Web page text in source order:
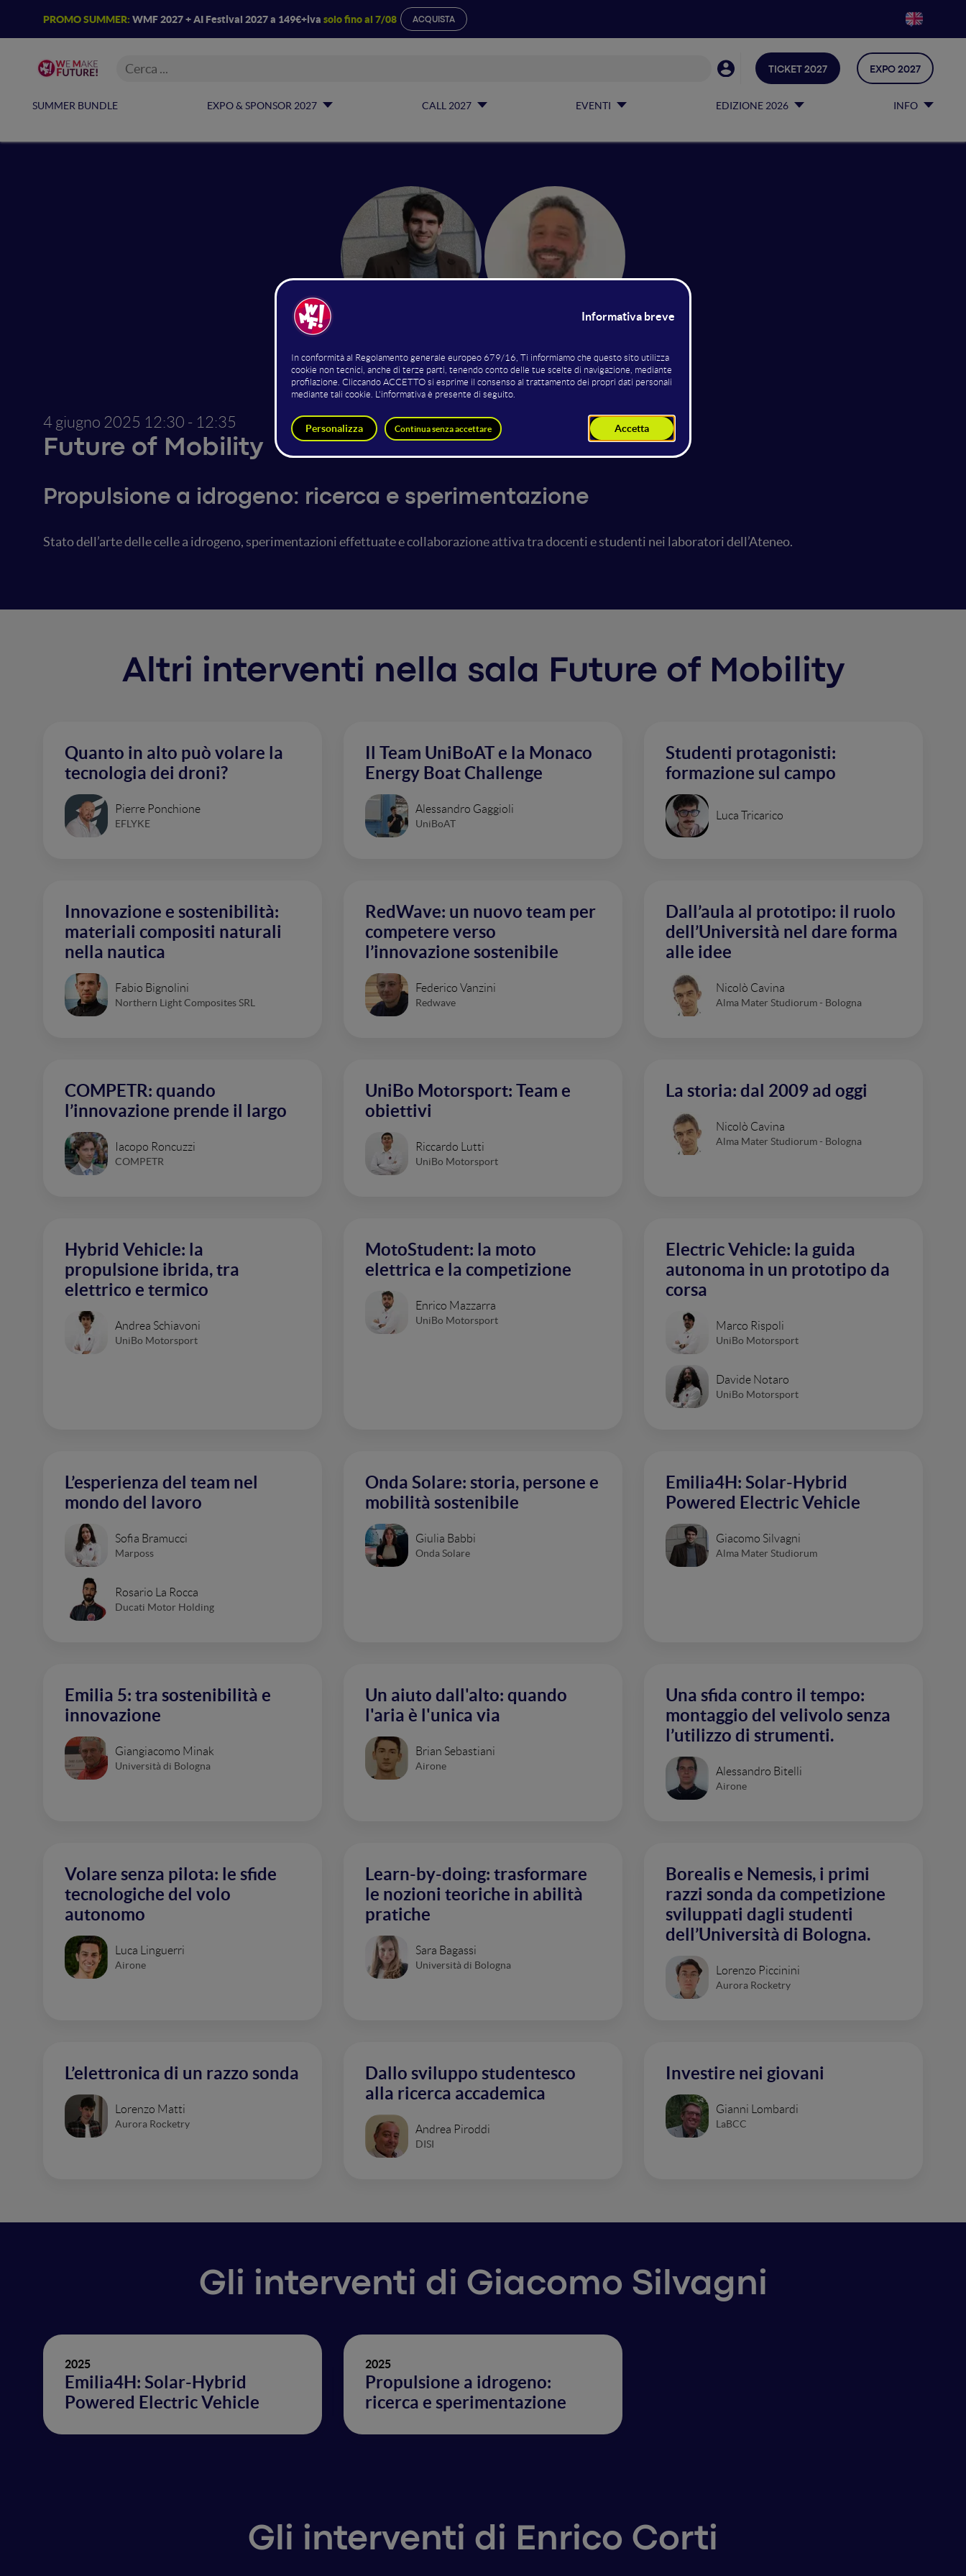
PROMO SUMMER: WMF 2027 + AI Festival 2027 a 149€+iva solo fino al 7/08 ACQUISTA
SUMMER BUNDLE EXPO & SPONSOR 2027 CALL 2027 EVENTI EDIZIONE 2026 INFO
TICKET 2027 EXPO 2027
Assistant Professor
Alma Mater Studiorum
Professore Associato
Università di Bologna
4 giugno 2025 12:30 - 12:35
Future of Mobility
Propulsione a idrogeno: ricerca e sperimentazione
Stato dell’arte delle celle a idrogeno, sperimentazioni effettuate e collaborazione attiva tra docenti e studenti nei laboratori dell’Ateneo.
Altri interventi nella sala Future of Mobility
Quanto in alto può volare la
tecnologia dei droni?
Pierre Ponchione
EFLYKE
Il Team UniBoAT e la Monaco
Energy Boat Challenge
Alessandro Gaggioli
UniBoAT
Studenti protagonisti:
formazione sul campo
Luca Tricarico
Innovazione e sostenibilità:
materiali compositi naturali
nella nautica
Fabio Bignolini
Northern Light Composites SRL
RedWave: un nuovo team per
competere verso
l’innovazione sostenibile
Federico Vanzini
Redwave
Dall’aula al prototipo: il ruolo
dell’Università nel dare forma
alle idee
Nicolò Cavina
Alma Mater Studiorum - Bologna
COMPETR: quando
l’innovazione prende il largo
Iacopo Roncuzzi
COMPETR
UniBo Motorsport: Team e
obiettivi
Riccardo Lutti
UniBo Motorsport
La storia: dal 2009 ad oggi
Nicolò Cavina
Alma Mater Studiorum - Bologna
Hybrid Vehicle: la
propulsione ibrida, tra
elettrico e termico
Andrea Schiavoni
UniBo Motorsport
MotoStudent: la moto
elettrica e la competizione
Enrico Mazzarra
UniBo Motorsport
Electric Vehicle: la guida
autonoma in un prototipo da
corsa
Marco Rispoli
UniBo Motorsport
Davide Notaro
UniBo Motorsport
L’esperienza del team nel
mondo del lavoro
Sofia Bramucci
Marposs
Rosario La Rocca
Ducati Motor Holding
Onda Solare: storia, persone e
mobilità sostenibile
Giulia Babbi
Onda Solare
Emilia4H: Solar-Hybrid
Powered Electric Vehicle
Giacomo Silvagni
Alma Mater Studiorum
Emilia 5: tra sostenibilità e
innovazione
Giangiacomo Minak
Università di Bologna
Un aiuto dall'alto: quando
l'aria è l'unica via
Brian Sebastiani
Airone
Una sfida contro il tempo:
montaggio del velivolo senza
l’utilizzo di strumenti.
Alessandro Bitelli
Airone
Volare senza pilota: le sfide
tecnologiche del volo
autonomo
Luca Linguerri
Airone
Learn-by-doing: trasformare
le nozioni teoriche in abilità
pratiche
Sara Bagassi
Università di Bologna
Borealis e Nemesis, i primi
razzi sonda da competizione
sviluppati dagli studenti
dell’Università di Bologna.
Lorenzo Piccinini
Aurora Rocketry
L’elettronica di un razzo sonda
Lorenzo Matti
Aurora Rocketry
Dallo sviluppo studentesco
alla ricerca accademica
Andrea Piroddi
DISI
Investire nei giovani
Gianni Lombardi
LaBCC
Gli interventi di Giacomo Silvagni
2025
Emilia4H: Solar-Hybrid
Powered Electric Vehicle
2025
Propulsione a idrogeno:
ricerca e sperimentazione
Gli interventi di Enrico Corti